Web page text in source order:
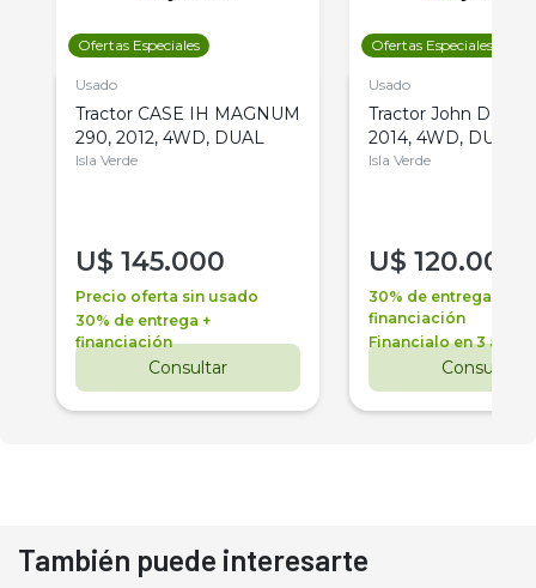
Ofertas Especiales
Usado
Tractor CASE IH MAGNUM
290, 2012, 4WD, DUAL
Isla Verde
U$ 145.000
Precio oferta sin usado
30% de entrega +
financiación
Consultar
Ofertas Especiales
Usado
Tractor John Deere
2014, 4WD, DUAL
Isla Verde
U$ 120.000
30% de entrega +
financiación
Financialo en 3 años
Consultar
También puede interesarte